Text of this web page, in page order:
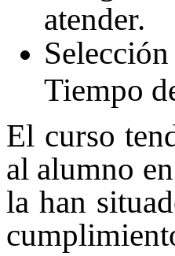
atender.
Tiempo
El curso
al alumno
la han